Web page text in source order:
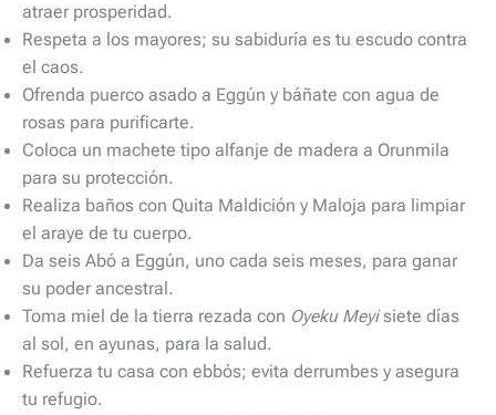
atraer prosperidad.
Respeta a los mayores; su sabiduría es tu escudo contra
el caos.
Ofrenda puerco asado a Eggún y báñate con agua de
rosas para purificarte.
Coloca un machete tipo alfanje de madera a Orunmila
para su protección.
Realiza baños con Quita Maldición y Maloja para limpiar
el araye de tu cuerpo.
Da seis Abó a Eggún, uno cada seis meses, para ganar
su poder ancestral.
Toma miel de la tierra rezada con Oyeku Meyisiete días
al sol, en ayunas, para la salud.
Refuerza tu casa con ebbós; evita derrumbes y asegura
tu refugio.